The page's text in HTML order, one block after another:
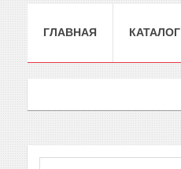
ГЛАВНАЯ КАТАЛОГ